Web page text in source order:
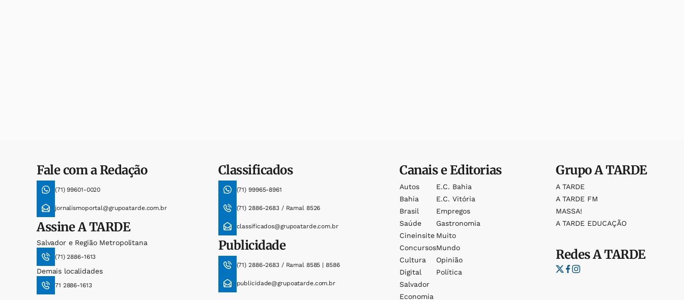
Fale com a Redação
(71) 99601-0020
jornalismoportal@grupoatarde.com.br
AssineA TARDE
Salvador e Região Metropolitana
(71) 2886-1613
Demais localidades
71 2886-1613
Classificados
(71) 99965-8961
(71) 2886-2683 / Ramal 8526
classificados@grupoatarde.com.br
Publicidade
(71) 2886-2683 / Ramal 8585 | 8586
publicidade@grupoatarde.com.br
Canais e Editorias
Autos
Bahia
Brasil
Saúde
Cineinsite
Concursos
Cultura
Digital
Salvador
Economia
E.c. Bahia
E.c. Vitória
Empregos
Gastronomia
Muito
Mundo
Opinião
Política
GrupoA TARDE
A TARDE
A TARDE FM
MASSA!
A TARDE EDUCAÇÃO
RedesA TARDE